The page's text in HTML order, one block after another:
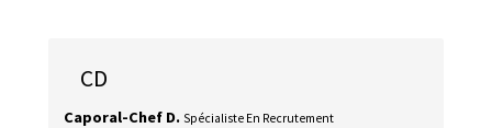
CD
Caporal-Chef D. Spécialiste En Recrutement